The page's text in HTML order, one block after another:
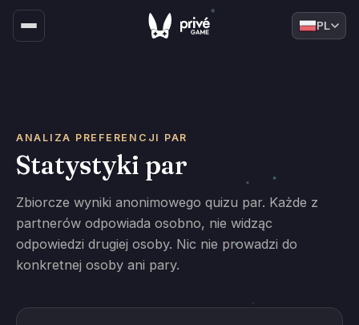
PL
ANALIZA PREFERENCJI PAR
Statystyki par
Zbiorcze wyniki anonimowego quizu par. Każde z
partnerów odpowiada osobno, nie widząc
odpowiedzi drugiej osoby. Nic nie prowadzi do
konkretnej osoby ani pary.